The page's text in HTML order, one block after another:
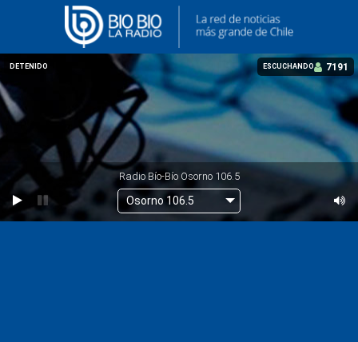
DETENIDO ESCUCHANDO 7214
Radio Bío-Bío Osorno 106.5